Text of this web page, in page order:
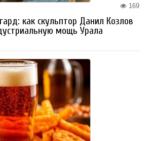
169
как скульптор Данил Козлов
мощь Урала